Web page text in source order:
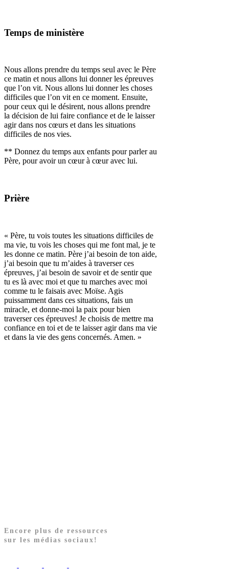
Temps de ministère
Nous allons prendre du temps seul avec le Père
ce matin et nous allons lui donner les épreuves
que l’on vit. Nous allons lui donner les choses
difficiles que l’on vit en ce moment. Ensuite,
pour ceux qui le désirent, nous allons prendre
la décision de lui faire confiance et de le laisser
agir dans nos cœurs et dans les situations
difficiles de nos vies.
** Donnez du temps aux enfants pour parler au
Père, pour avoir un cœur à cœur avec lui.
Prière
« Père, tu vois toutes les situations difficiles de
ma vie, tu vois les choses qui me font mal, je te
les donne ce matin. Père j’ai besoin de ton aide,
j’ai besoin que tu m’aides à traverser ces
épreuves, j’ai besoin de savoir et de sentir que
tu es là avec moi et que tu marches avec moi
comme tu le faisais avec Moïse. Agis
puissamment dans ces situations, fais un
miracle, et donne-moi la paix pour bien
traverser ces épreuves! Je choisis de mettre ma
confiance en toi et de te laisser agir dans ma vie
et dans la vie des gens concernés. Amen. »
Encore plus de ressources
sur les médias sociaux!